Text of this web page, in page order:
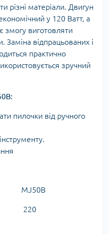
різні матеріали. Двигун
у 120 Ватт, а
змогу виготовляти
Заміна відпрацьованих і
практично
зручний
пилочки від ручного
220